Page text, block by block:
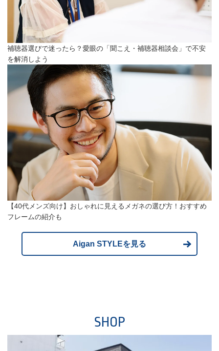
補聴器選びで迷ったら？愛眼の「聞こえ・補聴器相談会」で不安
を解消しよう
【40代メンズ向け】おしゃれに見えるメガネの選び方！おすすめ
フレームの紹介も
Aigan STYLEを見る
SHOP